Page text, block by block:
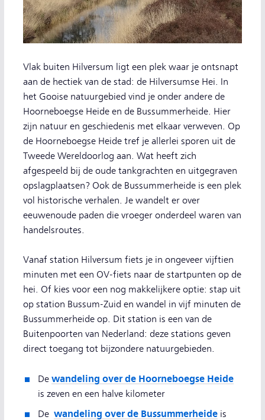
Vlak buiten Hilversum ligt een plek waar je ontsnapt
aan de hectiek van de stad: de Hilversumse Hei. In
het Gooise natuurgebied vind je onder andere de
Hoorneboegse Heide en de Bussummerheide. Hier
zijn natuur en geschiedenis met elkaar verweven. Op
de Hoorneboegse Heide tref je allerlei sporen uit de
Tweede Wereldoorlog aan. Wat heeft zich
afgespeeld bij de oude tankgrachten en uitgegraven
opslagplaatsen? Ook de Bussummerheide is een plek
vol historische verhalen. Je wandelt er over
eeuwenoude paden die vroeger onderdeel waren van
handelsroutes.
Vanaf station Hilversum fiets je in ongeveer vijftien
minuten met een OV-fiets naar de startpunten op de
hei. Of kies voor een nog makkelijkere optie: stap uit
op station Bussum-Zuid en wandel in vijf minuten de
Bussummerheide op. Dit station is een van de
Buitenpoorten van Nederland: deze stations geven
direct toegang tot bijzondere natuurgebieden.
De wandeling over de Hoorneboegse Heide
is zeven en een halve kilometer
De wandeling over de Bussummerheide is